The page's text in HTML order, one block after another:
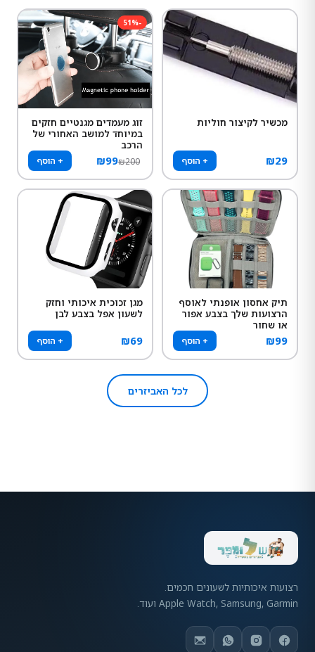
מכשיר לקיצור חוליות
₪29 + הוסף
-
51%
זוג מעמדים מגנטיים חזקים
במיוחד למושב האחורי של
הרכב
₪99₪200 + הוסף
תיק אחסון אופנתי לאוסף
הרצועות שלך בצבע אפור
או שחור
₪99 + הוסף
מגן זכוכית איכותי וחזק
לשעון אפל בצבע לבן
₪69 + הוסף
לכל האביזרים
רצועות איכותיות לשעונים חכמים.
Apple Watch, Samsung, Garmin ועוד.